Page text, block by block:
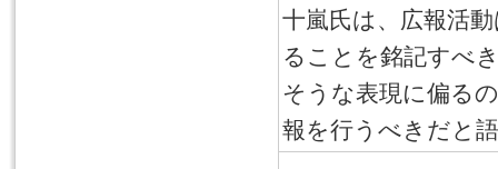
十嵐氏は、広報活
ることを銘記すべ
そうな表現に偏る
報を行うべきだと